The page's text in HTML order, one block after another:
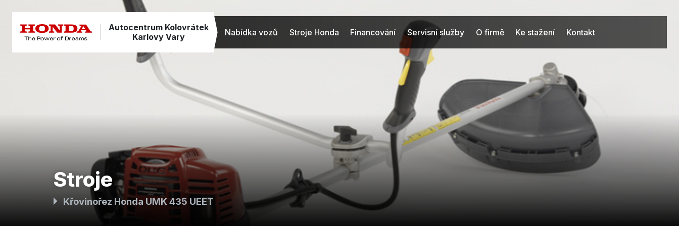
Autocentrum Kolovrátek
Karlovy Vary
Nabídka vozů Stroje Honda Financování Servisní služby O firmě Ke stažení Kontakt
Stroje
Křovinořez Honda UMK 435 UEET